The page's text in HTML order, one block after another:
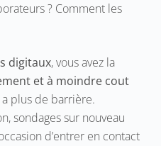
? Comment les
digitaux, vous avez la
et à moindre cout
a plus de barrière.
sondages sur nouveau
d’entrer en contact